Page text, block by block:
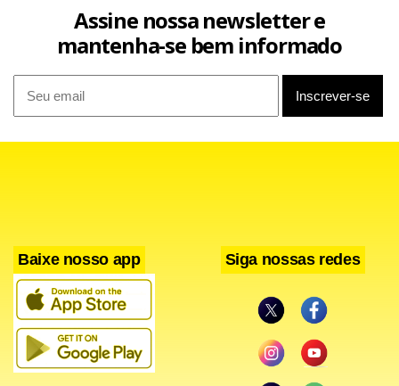
As escolas municipais e estaduais na área metropolitana da
capital estarão fechadas quarta-feira (7) e tanto a
prefeitura quanto o governo estadual pediram à rede
particular de ensino que sigam o mesmo exemplo. Paes
Assine nossa newsletter e
mantenha-se bem informado
Baixe nosso app Siga nossas redes